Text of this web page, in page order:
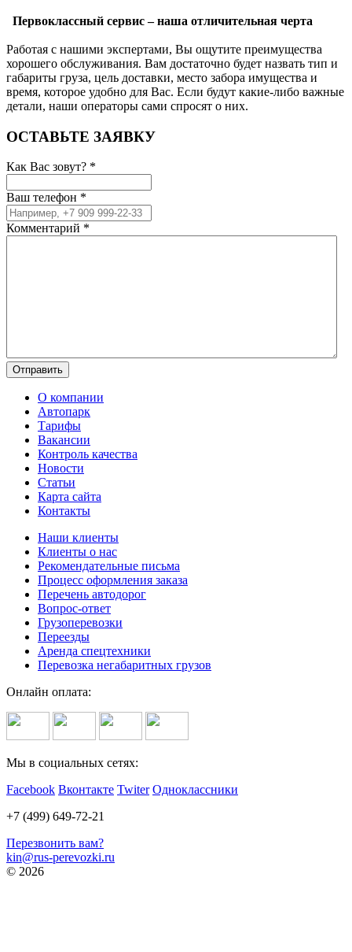
Первоклассный сервис – наша отличительная черта
Работая с нашими экспертами, Вы ощутите преимущества
хорошего обслуживания. Вам достаточно будет назвать тип и
габариты груза, цель доставки, место забора имущества и
время, которое удобно для Вас. Если будут какие-либо важные
детали, наши операторы сами спросят о них.
ОСТАВЬТЕ ЗАЯВКУ
Как Вас зовут? *
Ваш телефон *
Комментарий *
О компании
Автопарк
Тарифы
Вакансии
Контроль качества
Новости
Статьи
Карта сайта
Контакты
Наши клиенты
Клиенты о нас
Рекомендательные письма
Процесс оформления заказа
Перечень автодорог
Вопрос-ответ
Грузоперевозки
Переезды
Аренда спецтехники
Перевозка негабаритных грузов
Онлайн оплата:
Мы в социальных сетях:
Facebook Вконтакте Twiter Одноклассники
+7 (499) 649-72-21
Перезвонить вам?
kin@rus-perevozki.ru
© 2026